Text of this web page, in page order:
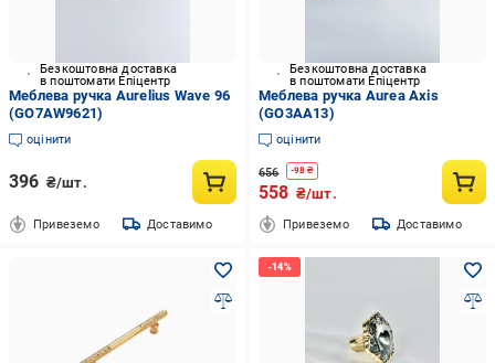
Безкоштовна доставка
в поштомати Епіцентр
Меблева ручка Aurelius Wave 96
(GO7AW9621)
оцінити
396 ₴/шт.
Привеземо Доставимо
Безкоштовна доставка
в поштомати Епіцентр
Меблева ручка Aurea Axis
(GO3AA13)
оцінити
656 -98 ₴
558 ₴/шт.
Привеземо Доставимо